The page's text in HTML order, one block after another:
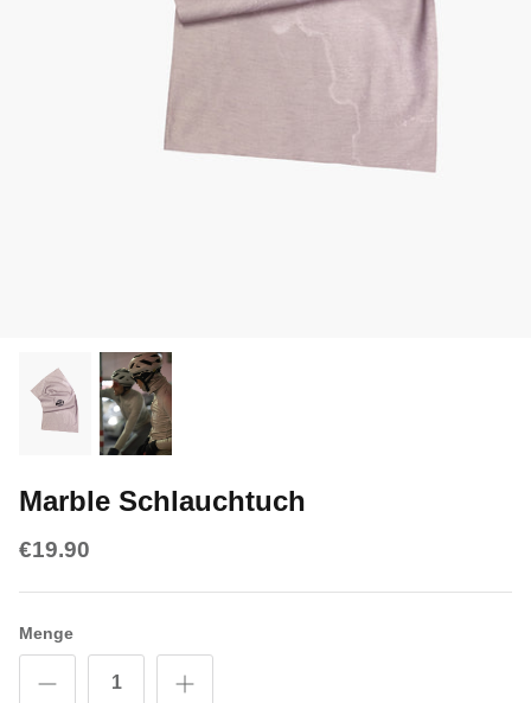
Marble Schlauchtuch
€19.90
Menge